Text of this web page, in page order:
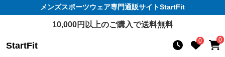
メンズスポーツウェア専門通販サイトStartFit
10,000円以上のご購入で送料無料
StartFit 0 0